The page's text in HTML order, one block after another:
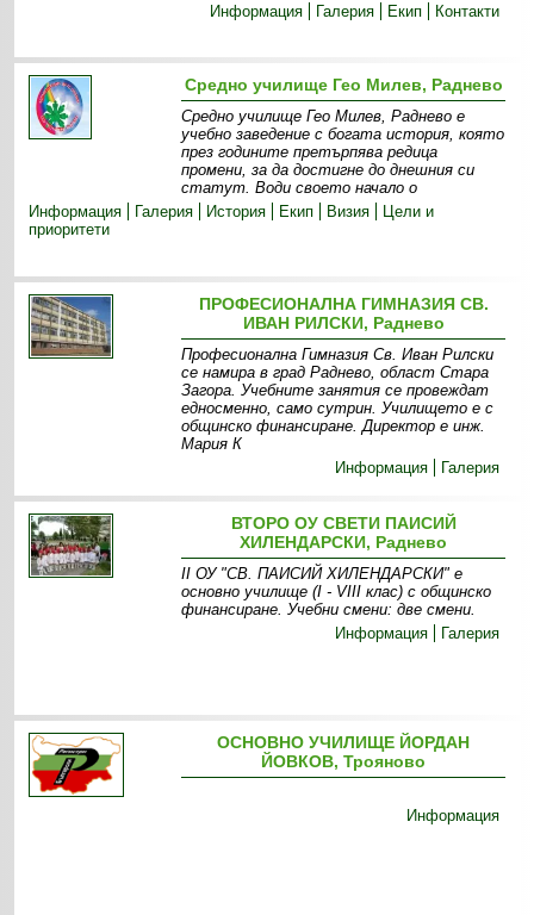
Информация
Галерия Екип Контакти
Средно училище Гео Милев, Раднево
Средно училище Гео Милев, Раднево е
учебно заведение с богата история, която
през годините претърпява редица
промени, за да достигне до днешния си
статут. Води своето начало о
Информация
Галерия История Екип Визия
Цели и
приоритети
ПРОФЕСИОНАЛНА ГИМНАЗИЯ СВ.
ИВАН РИЛСКИ, Раднево
Професионална Гимназия Св. Иван Рилски
се намира в град Раднево, област Стара
Загора. Учебните занятия се провеждат
едносменно, само сутрин. Училището е с
общинско финансиране. Директор е инж.
Мария К
Информация
Галерия
ВТОРО ОУ СВЕТИ ПАИСИЙ
ХИЛЕНДАРСКИ, Раднево
ІІ ОУ "СВ. ПАИСИЙ ХИЛЕНДАРСКИ " е
основно училище (І - VІІІ клас) с общинско
финансиране. Учебни смени: две смени .
Информация
Галерия
ОСНОВНО УЧИЛИЩЕ ЙОРДАН
ЙОВКОВ, Трояново
Информация